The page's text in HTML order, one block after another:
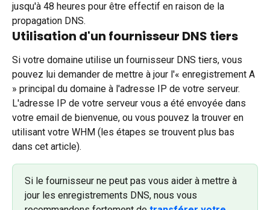
jusqu'à 48 heures pour être effectif en raison de la
propagation DNS.
Utilisation d'un fournisseur DNS tiers
Si votre domaine utilise un fournisseur DNS tiers, vous
pouvez lui demander de mettre à jour l'« enregistrement A
» principal du domaine à l'adresse IP de votre serveur.
L'adresse IP de votre serveur vous a été envoyée dans
votre email de bienvenue, ou vous pouvez la trouver en
utilisant votre WHM (les étapes se trouvent plus bas
dans cet article).
Si le fournisseur ne peut pas vous aider à mettre à
jour les enregistrements DNS, nous vous